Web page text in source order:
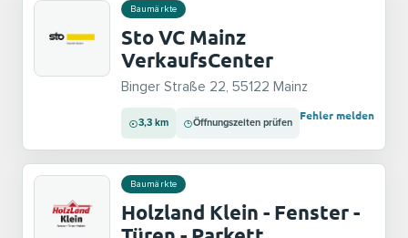
Baumärkte
Sto VC Mainz
VerkaufsCenter
Binger Straße 22, 55122 Mainz
3,3 km Öffnungszeiten prüfen
Fehler melden
Baumärkte
Holzland Klein - Fenster -